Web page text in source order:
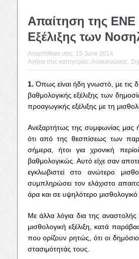
Απαίτηση της ΕΝΕ
Εξέλιξης των
Αναρτήθηκε στις: 15 June 2014
Ανήκει στις κατηγορίες: Ανακοινώσεις
1. Όπως είναι ήδη γνωστό, με τις
βαθμολογικής εξέλιξης των
προαγωγικής εξέλιξης με τη
Ανεξαρτήτως της συμφωνίας μας
ότι από της θεσπίσεως των
σήμερα, ήτοι για χρονική
βαθμολογικώς. Αυτό είχε σαν
εγκλωβιστεί στο ανώτερο
συμπληρώσει τον ελάχιστο
άρα και σε υψηλότερο μισθολογικό
Με άλλα λόγια δια της
μισθολογική εξέλιξη, κατά
που ορίζουν ρητώς, ότι οι
στασιμότητάς τους.